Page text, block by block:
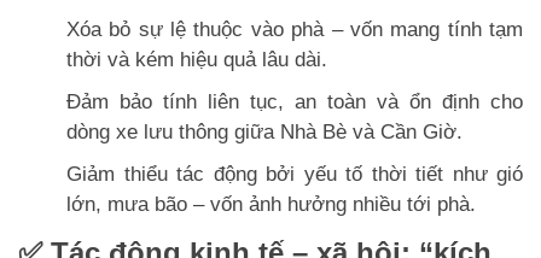
Xóa bỏ sự lệ thuộc vào phà – vốn mang tính tạm
thời và kém hiệu quả lâu dài.
Đảm bảo tính liên tục, an toàn và ổn định cho
dòng xe lưu thông giữa Nhà Bè và Cần Giờ.
Giảm thiểu tác động bởi yếu tố thời tiết như gió
lớn, mưa bão – vốn ảnh hưởng nhiều tới phà.